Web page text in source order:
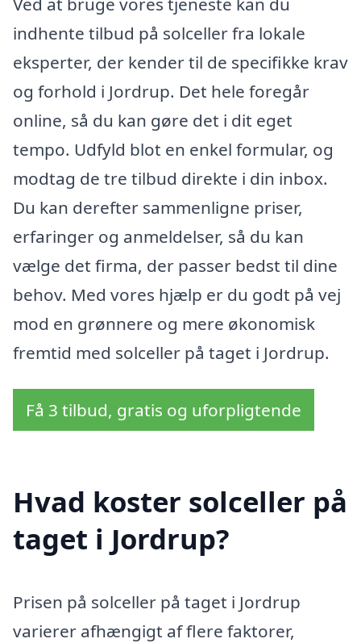
indhente tilbud på solceller fra lokale
eksperter, der kender til de specifikke krav
og forhold i Jordrup. Det hele foregår
online, så du kan gøre det i dit eget
tempo. Udfyld blot en enkel formular, og
modtag de tre tilbud direkte i din inbox.
Du kan derefter sammenligne priser,
erfaringer og anmeldelser, så du kan
vælge det firma, der passer bedst til dine
behov. Med vores hjælp er du godt på vej
mod en grønnere og mere økonomisk
fremtid med solceller på taget i Jordrup.
Få 3 tilbud, gratis og uforpligtende
Hvad koster solceller på
taget i Jordrup?
Prisen på solceller på taget i Jordrup
varierer afhængigt af flere faktorer,